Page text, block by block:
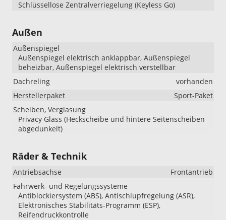
Schlüssellose Zentralverriegelung (Keyless Go)
Außen
Außenspiegel
Außenspiegel elektrisch anklappbar, Außenspiegel
beheizbar, Außenspiegel elektrisch verstellbar
Dachreling
vorhanden
Herstellerpaket
Sport-Paket
Scheiben, Verglasung
Privacy Glass (Heckscheibe und hintere Seitenscheiben
abgedunkelt)
Räder & Technik
Antriebsachse
Frontantrieb
Fahrwerk- und Regelungssysteme
Antiblockiersystem (ABS), Antischlupfregelung (ASR),
Elektronisches Stabilitäts-Programm (ESP),
Reifendruckkontrolle